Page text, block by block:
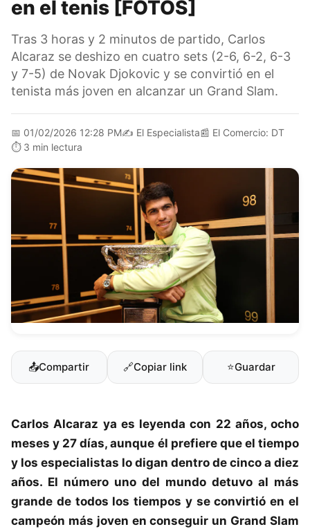
en el tenis [FOTOS]
Tras 3 horas y 2 minutos de partido, Carlos
Alcaraz se deshizo en cuatro sets (2-6, 6-2, 6-3
y 7-5) de Novak Djokovic y se convirtió en el
tenista más joven en alcanzar un Grand Slam.
📅 01/02/2026 12:28 PM✍️ El Especialista📰 El Comercio: DT
⏱️ 3 min lectura
📤Compartir 🔗Copiar link ⭐Guardar
Carlos Alcaraz ya es leyenda con 22 años, ocho
meses y 27 días, aunque él prefiere que el tiempo
y los especialistas lo digan dentro de cinco a diez
años. El número uno del mundo detuvo al más
grande de todos los tiempos y se convirtió en el
campeón más joven en conseguir un Grand Slam